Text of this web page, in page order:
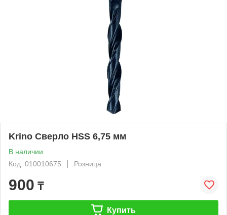
Krino Сверло HSS 6,75 мм
В наличии
Код: 010010675
Розница
900 ₸
Купить